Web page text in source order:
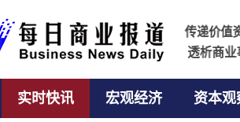
传递价值
传递价值
透析商业
透析商业
实时快讯 宏观经济 资本观